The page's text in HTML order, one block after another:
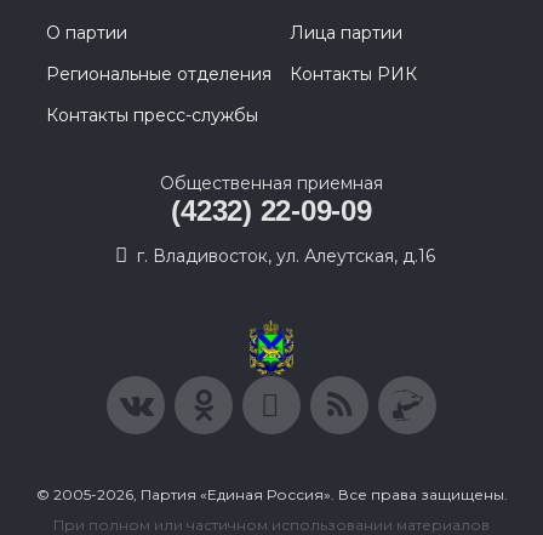
О партии
Лица партии
Региональные отделения
Контакты РИК
Контакты пресс-службы
Общественная приемная
(4232) 22-09-09
г. Владивосток, ул. Алеутская, д.16
© 2005-2026, Партия «Единая Россия». Все права защищены.
При полном или частичном использовании материалов